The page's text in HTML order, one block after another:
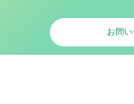
お問